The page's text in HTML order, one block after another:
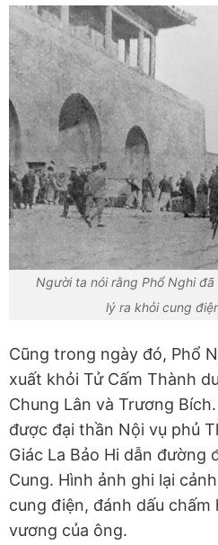
Người ta nói rằng Phổ Nghi
lý ra khỏi cung
Cũng trong ngày đó, Phổ
xuất khỏi Tử Cấm Thành
Chung Lân và Trương
được đại thần Nội vụ phủ
Giác La Bảo Hi dẫn đường
Cung. Hình ảnh ghi lại
cung điện, đánh dấu
vương của ông.